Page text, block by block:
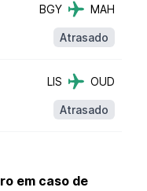
BGY MAH
Atrasado
LIS OUD
Atrasado
em caso de